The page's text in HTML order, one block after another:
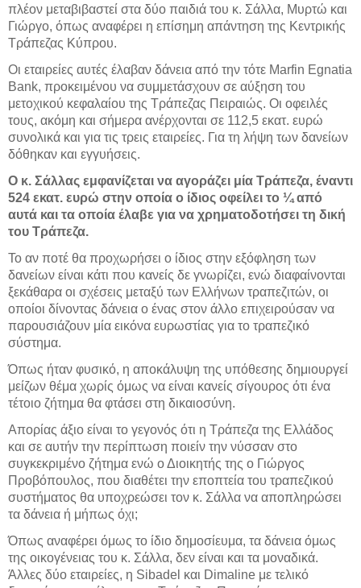
πλέον μεταβιβαστεί στα δύο παιδιά του κ. Σάλλα, Μυρτώ και
Γιώργο, όπως αναφέρει η επίσημη απάντηση της Κεντρικής
Τράπεζας Κύπρου.
Οι εταιρείες αυτές έλαβαν δάνεια από την τότε Marfin Egnatia
Bank, προκειμένου να συμμετάσχουν σε αύξηση του
μετοχικού κεφαλαίου της Τράπεζας Πειραιώς. Οι οφειλές
τους, ακόμη και σήμερα ανέρχονται σε 112,5 εκατ. ευρώ
συνολικά και για τις τρεις εταιρείες. Για τη λήψη των δανείων
δόθηκαν και εγγυήσεις.
Ο κ. Σάλλας εμφανίζεται να αγοράζει μία Τράπεζα, έναντι
524 εκατ. ευρώ στην οποία ο ίδιος οφείλει το ¼ από
αυτά και τα οποία έλαβε για να χρηματοδοτήσει τη δική
του Τράπεζα.
Το αν ποτέ θα προχωρήσει ο ίδιος στην εξόφληση των
δανείων είναι κάτι που κανείς δε γνωρίζει, ενώ διαφαίνονται
ξεκάθαρα οι σχέσεις μεταξύ των Ελλήνων τραπεζιτών, οι
οποίοι δίνοντας δάνεια ο ένας στον άλλο επιχειρούσαν να
παρουσιάζουν μία εικόνα ευρωστίας για το τραπεζικό
σύστημα.
Όπως ήταν φυσικό, η αποκάλυψη της υπόθεσης δημιουργεί
μείζων θέμα χωρίς όμως να είναι κανείς σίγουρος ότι ένα
τέτοιο ζήτημα θα φτάσει στη δικαιοσύνη.
Απορίας άξιο είναι το γεγονός ότι η Τράπεζα της Ελλάδος
και σε αυτήν την περίπτωση ποιείν την νύσσαν στο
συγκεκριμένο ζήτημα ενώ ο Διοικητής της ο Γιώργος
Προβόπουλος, που διαθέτει την εποπτεία του τραπεζικού
συστήματος θα υποχρεώσει τον κ. Σάλλα να αποπληρώσει
τα δάνεια ή μήπως όχι;
Όπως αναφέρει όμως το ίδιο δημοσίευμα, τα δάνεια όμως
της οικογένειας του κ. Σάλλα, δεν είναι και τα μοναδικά.
Άλλες δύο εταιρείες, η Sibadel και Dimaline με τελικό